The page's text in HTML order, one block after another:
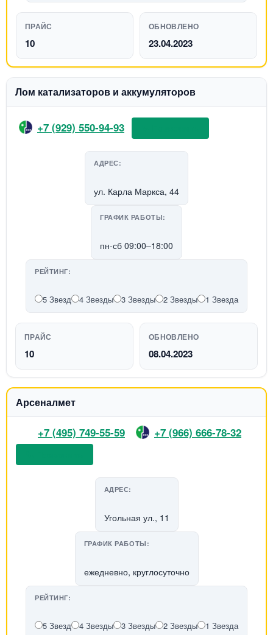
ПРАЙС
10
ОБНОВЛЕНО
23.04.2023
Лом катализаторов и аккумуляторов
+7 (929) 550-94-93
АДРЕС:
ул. Карла Маркса, 44
ГРАФИК РАБОТЫ:
пн-сб 09:00–18:00
РЕЙТИНГ:
5 Звезд 4 Звезды 3 Звезды 2 Звезды 1 Звезда
ПРАЙС
10
ОБНОВЛЕНО
08.04.2023
Арсеналмет
+7 (495) 749-55-59 +7 (966) 666-78-32
АДРЕС:
Угольная ул., 11
ГРАФИК РАБОТЫ:
ежедневно, круглосуточно
РЕЙТИНГ:
5 Звезд 4 Звезды 3 Звезды 2 Звезды 1 Звезда